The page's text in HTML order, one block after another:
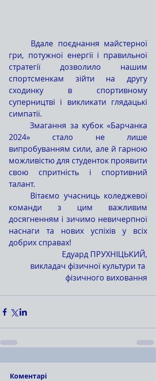
гри, потужної енергії і правильної
стратегії дозволило нашим
спортсменкам зійти на другу
сходинку в спортивному
суперництві і викликати глядацькі
симпатії.
	Змагання за кубок «Барчанка
2024» стало не лише
випробуванням сили, але й гарною
можливістю для студенток проявити
свою спритність і спортивний
талант.
команди з цим важливим
досягненням і зичимо невичерпної
наснаги та нових успіхів у всіх
добрих справах!
Едуард ПРУХНІЦЬКИЙ,
викладач фізичної культури та
фізичного виховання
Коментарі